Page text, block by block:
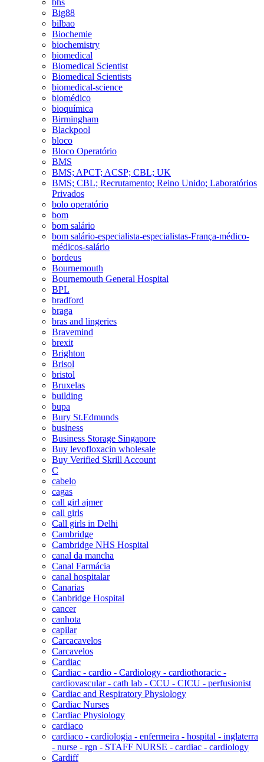
Big88
bilbao
Biochemie
biochemistry
biomedical
Biomedical Scientist
Biomedical Scientists
biomedical-science
biomédico
bioquímica
Birmingham
Blackpool
bloco
Bloco Operatório
BMS
BMS; APCT; ACSP; CBL; UK
BMS; CBL; Recrutamento; Reino Unido; Laboratórios
Privados
bolo operatório
bom
bom salário
bom salário-especialista-especialistas-França-médico-
médicos-salário
bordeus
Bournemouth
Bournemouth General Hospital
BPL
bradford
braga
bras and lingeries
Bravemind
brexit
Brighton
Brisol
bristol
Bruxelas
building
bupa
Bury St.Edmunds
business
Business Storage Singapore
Buy levofloxacin wholesale
Buy Verified Skrill Account
C
cabelo
cagas
call girl ajmer
call girls
Call girls in Delhi
Cambridge
Cambridge NHS Hospital
canal da mancha
Canal Farmácia
canal hospitalar
Canarias
Canbridge Hospital
cancer
canhota
capilar
Carcacavelos
Carcavelos
Cardiac
Cardiac - cardio - Cardiology - cardiothoracic -
cardiovascular - cath lab - CCU - CICU - perfusionist
Cardiac and Respiratory Physiology
Cardiac Nurses
Cardiac Physiology
cardiaco
cardiaco - cardiologia - enfermeira - hospital - inglaterra
- nurse - rgn - STAFF NURSE - cardiac - cardiology
Cardiff